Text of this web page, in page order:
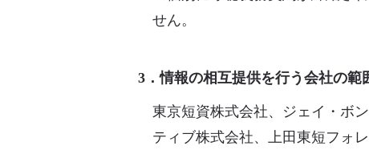
せん。
3．情報の相互提供を行う会社の範
東京短資株式会社、ジェイ・ボ
ティブ株式会社、上田東短フォ